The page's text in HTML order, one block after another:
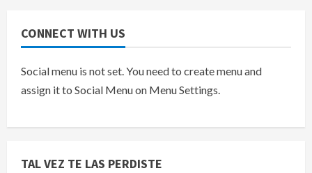
CONNECT WITH US
Social menu is not set. You need to create menu and
assign it to Social Menu on Menu Settings.
TAL VEZ TE LAS PERDISTE